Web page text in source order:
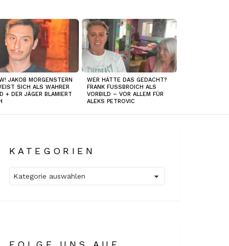
JAKOB MORGENSTERN
SICH ALS WAHRER
+ DER JÄGER BLAMIERT
WER HÄTTE DAS GEDACHT?
FRANK FUSSBROICH ALS
VORBILD – VOR ALLEM FÜR
ALEKS PETROVIC
KATEGORIEN